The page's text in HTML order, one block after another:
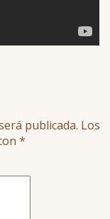
publicada. Los
*